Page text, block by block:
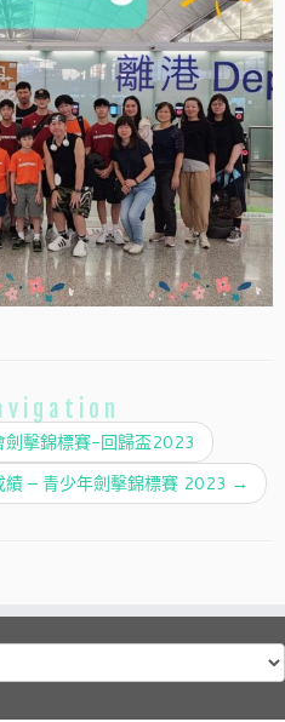
劍擊錦標賽-回歸盃2023
績 – 青少年劍擊錦標賽 2023 →